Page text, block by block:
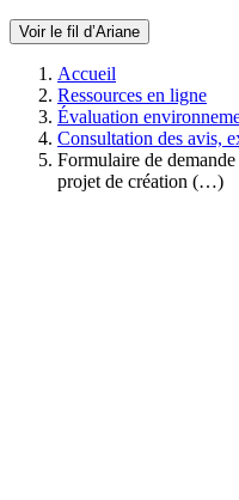
Voir le fil d’Ariane
Accueil
Ressources en ligne
Évaluation
Consultation des avis,
Formulaire de
projet de création (…)